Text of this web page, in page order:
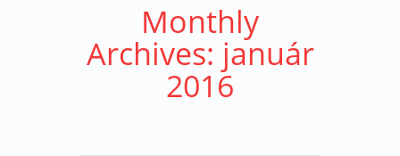
Monthly
Archives: január
2016